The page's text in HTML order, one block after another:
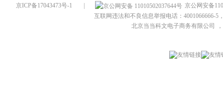
京ICP备17043473号-1
京公网安备
互联网违法和不良信息举报电话：4001066666-5
北京当当科文电子商务有限公司